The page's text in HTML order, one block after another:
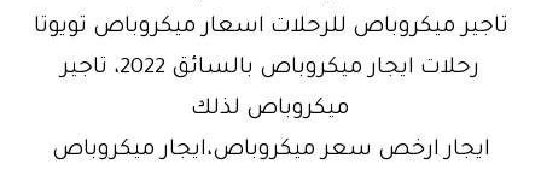
تاجير ميكروباص للرحلات اسعار ميكروباص تويوتا
رحلات ايجار ميكروباص بالسائق 2022، تاجير
ميكروباص لذلك
ايجار ارخص سعر ميكروباص،ايجار ميكروباص